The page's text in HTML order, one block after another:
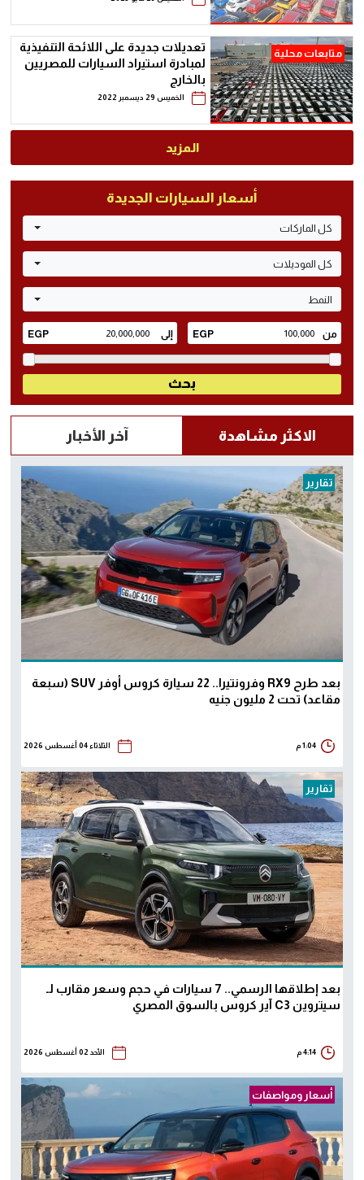
متابعات محلية
تعديلات جديدة على اللائحة التنفيذية
لمبادرة استيراد السيارات للمصريين
بالخارج
الخميس 29 ديسمبر 2022
المزيد
أسعار السيارات الجديدة
كل الماركات
كل الموديلات
النمط
الاكثر مشاهدة آخر الأخبار
تقارير
بعد طرح RX9 وفرونتيرا.. 22 سيارة كروس أوفر SUV (سبعة
مقاعد) تحت 2 مليون جنيه
1:04 م الثلاثاء 04 أغسطس 2026
تقارير
بعد إطلاقها الرسمي.. 7 سيارات في حجم وسعر مقارب لـ
سيتروين C3 آير كروس بالسوق المصري
4:14 م الأحد 02 أغسطس 2026
أسعار ومواصفات